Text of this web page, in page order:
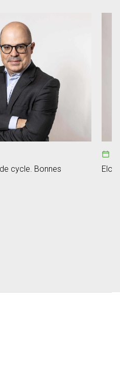
cycle. Bonnes
Elon